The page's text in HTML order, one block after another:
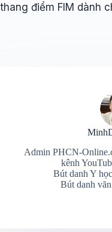
thang điểm FIM dành
Admin PHCN-
kênh
Bút danh Y
Bút danh